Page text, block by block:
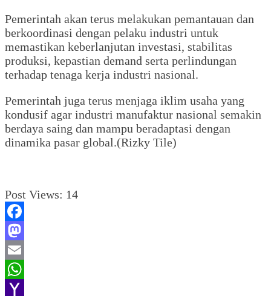
Pemerintah akan terus melakukan pemantauan dan
berkoordinasi dengan pelaku industri untuk
memastikan keberlanjutan investasi, stabilitas
produksi, kepastian demand serta perlindungan
terhadap tenaga kerja industri nasional.
Pemerintah juga terus menjaga iklim usaha yang
kondusif agar industri manufaktur nasional semakin
berdaya saing dan mampu beradaptasi dengan
dinamika pasar global.(Rizky Tile)
Post Views: 14
Facebook
Mastodon
Email
WhatsApp